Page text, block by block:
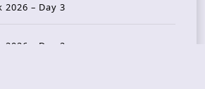
2026 – Day 3
2026 – Day 2